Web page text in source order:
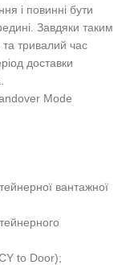
і повинні бути
Завдяки таким
тривалий час
доставки
Mode
вантажної
to Door);